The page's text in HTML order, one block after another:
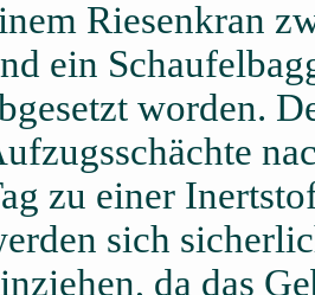
Riesenkran
ein
worden.
zu einer
sich
da das